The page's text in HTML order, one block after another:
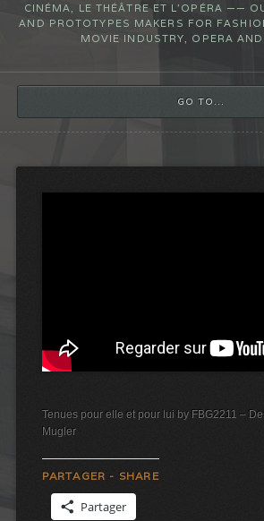
CINÉMA, LE THÉÂTRE ET L’OPÉRA ——
AND PROTOTYPES MAKERS FOR
MOVIE INDUSTRY, OPERA AND
GO TO...
Tenues pour elle et pour lui by FBG2211 –
Mugler
PARTAGER - SHARE
Partager